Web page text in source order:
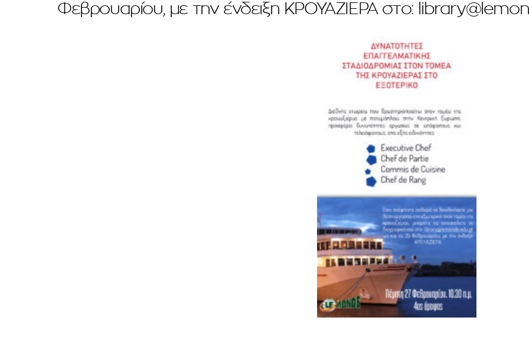
Φεβρουαρίου, με την ένδειξη ΚΡΟΥΑΖΙΕΡΑ στο: